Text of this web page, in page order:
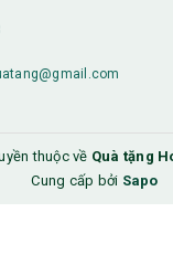
thuộc về Quà tặng
Cung cấp bởi Sapo